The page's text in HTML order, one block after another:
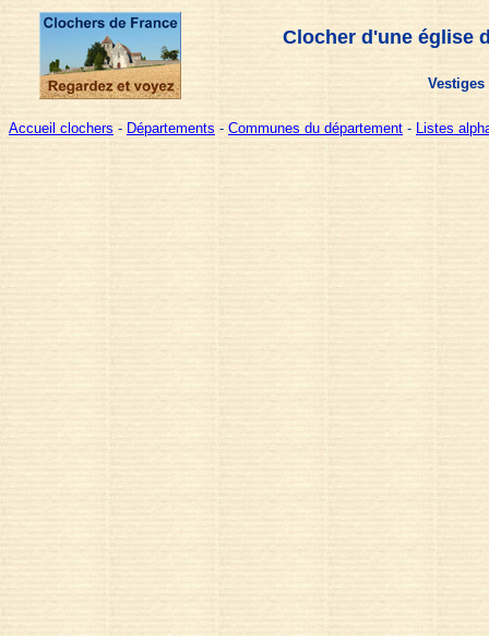
Clocher d'une église
Accueil clochers - Départements - Communes du département - Listes